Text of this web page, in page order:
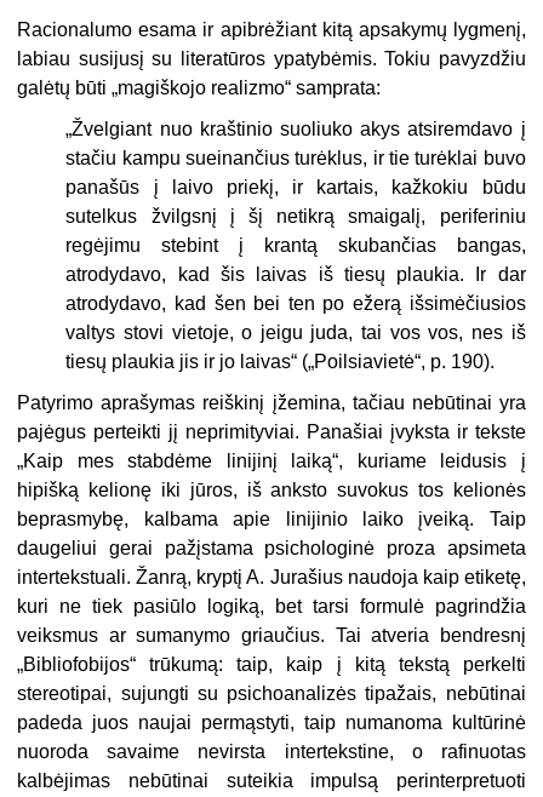
Racionalumo esama ir apibrėžiant kitą apsakymų lygmenį,
labiau susijusį su literatūros ypatybėmis. Tokiu pavyzdžiu
galėtų būti „magiškojo realizmo“ samprata:
„Žvelgiant nuo kraštinio suoliuko akys atsiremdavo į
stačiu kampu sueinančius turėklus, ir tie turėklai buvo
panašūs į laivo priekį, ir kartais, kažkokiu būdu
sutelkus žvilgsnį į šį netikrą smaigalį, periferiniu
regėjimu stebint į krantą skubančias bangas,
atrodydavo, kad šis laivas iš tiesų plaukia. Ir dar
atrodydavo, kad šen bei ten po ežerą išsimėčiusios
valtys stovi vietoje, o jeigu juda, tai vos vos, nes iš
tiesų plaukia jis ir jo laivas“ („Poilsiavietė“, p. 190).
Patyrimo aprašymas reiškinį įžemina, tačiau nebūtinai yra
pajėgus perteikti jį neprimityviai. Panašiai įvyksta ir tekste
„Kaip mes stabdėme linijinį laiką“, kuriame leidusis į
hipišką kelionę iki jūros, iš anksto suvokus tos kelionės
beprasmybę, kalbama apie linijinio laiko įveiką. Taip
daugeliui gerai pažįstama psichologinė proza apsimeta
intertekstuali. Žanrą, kryptį A. Jurašius naudoja kaip etiketę,
kuri ne tiek pasiūlo logiką, bet tarsi formulė pagrindžia
veiksmus ar sumanymo griaučius. Tai atveria bendresnį
„Bibliofobijos“ trūkumą: taip, kaip į kitą tekstą perkelti
stereotipai, sujungti su psichoanalizės tipažais, nebūtinai
padeda juos naujai permąstyti, taip numanoma kultūrinė
nuoroda savaime nevirsta intertekstine, o rafinuotas
kalbėjimas nebūtinai suteikia impulsą perinterpretuoti